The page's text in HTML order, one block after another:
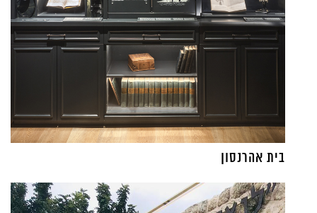
בית אהרנסון